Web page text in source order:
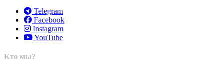
Telegram
Facebook
Instagram
YouTube
Кто мы?